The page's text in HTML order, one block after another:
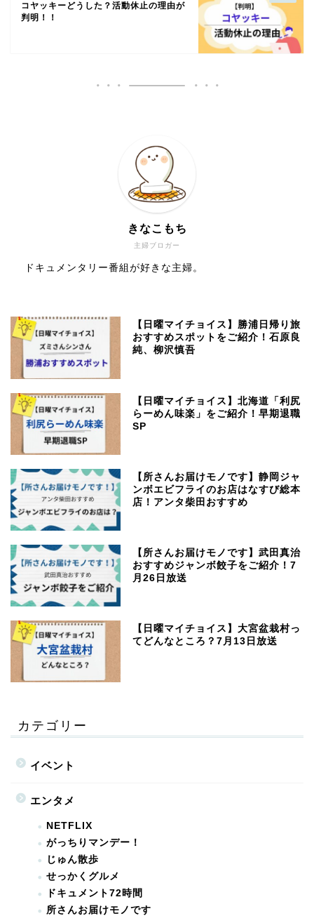
コヤッキーどうした？活動休止の理由が
判明！！
主婦ブロガー
きなこもち
ドキュメンタリー番組が好きな主婦。
【日曜マイチョイス】勝浦日帰り旅
おすすめスポットをご紹介！石原良
純、柳沢慎吾
【日曜マイチョイス】北海道「利尻
らーめん味楽」をご紹介！早期退職
SP
【所さんお届けモノです】静岡ジャ
ンボエビフライのお店はなすび総本
店！アンタ柴田おすすめ
【所さんお届けモノです】武田真治
おすすめジャンボ餃子をご紹介！7
月26日放送
【日曜マイチョイス】大宮盆栽村っ
てどんなところ？7月13日放送
カテゴリー
イベント
エンタメ
NETFLIX
がっちりマンデー！
じゅん散歩
せっかくグルメ
ドキュメント72時間
所さんお届けモノです